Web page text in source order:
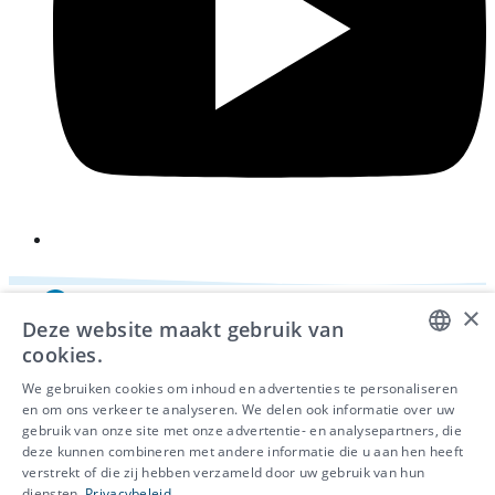
© 2026 - IDEWE
DUTCH
FRENCH
×
Deze website maakt gebruik van
cookies.
We gebruiken cookies om inhoud en advertenties te personaliseren
en om ons verkeer te analyseren. We delen ook informatie over uw
gebruik van onze site met onze advertentie- en analysepartners, die
deze kunnen combineren met andere informatie die u aan hen heeft
verstrekt of die zij hebben verzameld door uw gebruik van hun